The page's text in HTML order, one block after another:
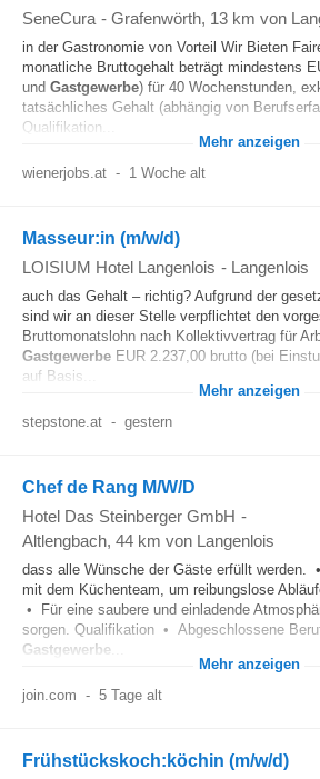
SeneCura - Grafenwörth, 13 km von
in der Gastronomie von Vorteil Wir Bieten
monatliche Bruttogehalt beträgt mindestens
und Gastgewerbe) für 40 Wochenstunden,
tatsächliches Gehalt (abhängig von
Qualifikation...
Mehr anzeigen
wienerjobs.at - 1 Woche alt
Masseur:in (m/w/d)
LOISIUM Hotel Langenlois - Langenlois
auch das Gehalt – richtig? Aufgrund der
sind wir an dieser Stelle verpflichtet den
Bruttomonatslohn nach Kollektivvertrag für
Gastgewerbe EUR 2.237,00 brutto (bei
auf Basis...
Mehr anzeigen
stepstone.at - gestern
Chef de Rang M/W/D
Hotel Das Steinberger GmbH -
Altlengbach, 44 km von Langenlois
dass alle Wünsche der Gäste erfüllt werden.
mit dem Küchenteam, um reibungslose
• Für eine saubere und einladende
sorgen. Qualifikation • Abgeschlossene
Gastgewerbe
Mehr anzeigen
join.com - 5 Tage alt
Frühstückskoch:köchin (m/w/d)